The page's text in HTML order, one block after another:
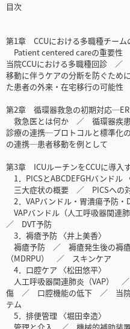
目次
第1章 CCUにおける多職種チーム
Patient centered careの重要
当院CCUにおける多職種回診
移動に伴うケアの分断を防ぐた
た患者の外来・在宅移行の可能性
第2章 循環器救急の初期対応─ER
救急医とは何か ／ 循環器疾
診療の連携─プロトコルと標準
の連携─患者移動を例として
第3章 ICUルーチンをCCUに導入
1．PICSとABCDEFGHバンドル
三大症状の概要 ／ PICSへの
2．VAPバンドル・胃潰瘍予防・
VAPバンドル（人工呼吸器関
／ DVT予防
3．褥瘡予防 〈井上美香〉
褥瘡予防 ／ 褥瘡発生後の褥
（MDRPU） ／ スキンケア
4．口腔ケア 〈松田悠平〉
人工呼吸器関連肺炎（VAP）
傷 ／ 口腔機能の低下 ／ 当院
テム
5．排便管理 〈堀田幸造〉